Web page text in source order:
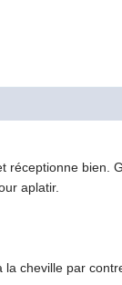
réceptionne bien.
aplatir.
cheville par